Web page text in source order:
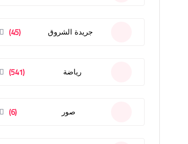
جريدة الشروق (45)
رياضة (541)
صور (6)